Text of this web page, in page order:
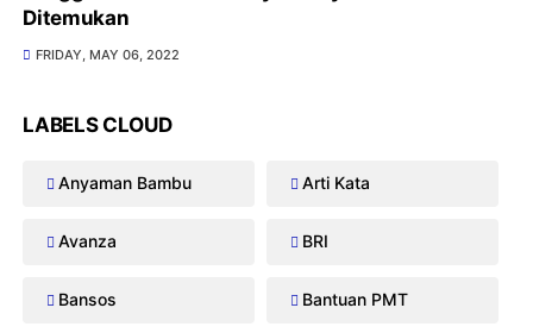
Ditemukan
FRIDAY, MAY 06, 2022
LABELS CLOUD
Anyaman Bambu Arti Kata
Avanza BRI
Bansos Bantuan PMT